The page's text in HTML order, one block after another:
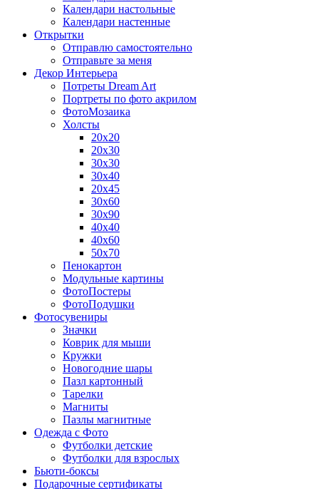
Календари настольные
Календари настенные
Открытки
Отправлю самостоятельно
Отправьте за меня
Декор Интерьера
Потреты Dream Art
Портреты по фото акрилом
ФотоМозаика
Холсты
20х20
20х30
30х30
30х40
20х45
30х60
30х90
40х40
40х60
50х70
Пенокартон
Модульные картины
ФотоПостеры
ФотоПодушки
Фотоcувениры
Значки
Коврик для мыши
Кружки
Новогодние шары
Пазл картонный
Тарелки
Магниты
Пазлы магнитные
Одежда с Фото
Футболки детские
Футболки для взрослых
Бьюти-боксы
Подарочные сертификаты